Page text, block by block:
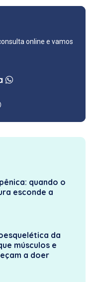
online e vamos
quando o
esconde a
da
músculos e
a doer